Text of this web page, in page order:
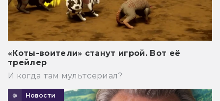
«Коты-воители» станут игрой. Вот её
трейлер
И когда там мультсериал?
Новости